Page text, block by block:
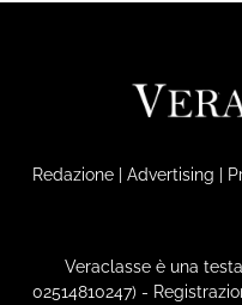
Redazione| Advertising |
Veraclasse è una
02514810247) -